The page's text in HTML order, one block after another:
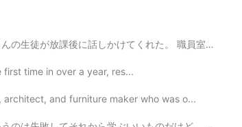
を読んで、そろそろ学校を出ようとしたら、教頭先生に「もう行っちゃうの？」って...
time in over a year, res...
and furniture maker who was o...